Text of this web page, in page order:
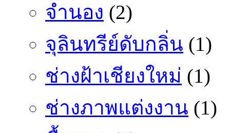
จำนอง (2)
จุลินทรีย์ดับกลิ่น (1)
ช่างฝ้าเชียงใหม่ (1)
ช่างภาพแต่งงาน (1)